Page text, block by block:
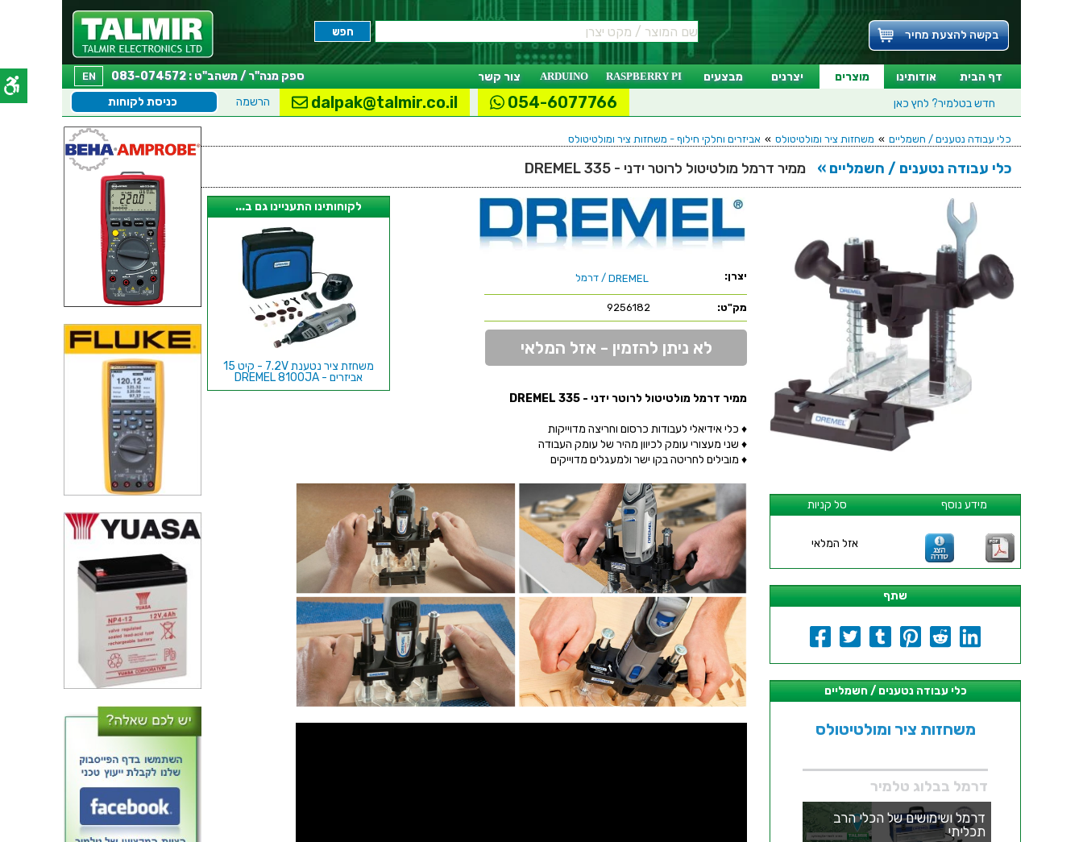
בקשה להצעת מחיר
דף הבית אודותינו מוצרים יצרנים מבצעים RASPBERRY PI
ARDUINO צור קשר EN
ספק מנה"ר / משהב"ט : 083-074572
חדש בטלמיר? לחץ כאן כניסת לקוחות הרשמה dalpak@talmir.co.il 054-6077766
כלי עבודה נטענים / חשמליים » משחזות ציר ומולטיטולס » אביזרים וחלקי חילוף - משחזות ציר ומולטיטולס
כלי עבודה נטענים / חשמליים » ממיר דרמל מולטיטול לרוטר ידני - DREMEL 335
סל קניות מידע נוסף
אזל המלאי
שתף
כלי עבודה נטענים / חשמליים
משחזות ציר ומולטיטולס
דרמל בבלוג טלמיר
דרמל ושימושים של הכלי הרב
תכליתי
יצרן: DREMEL / דרמל
מק"ט: 9256182
לא ניתן להזמין - אזל המלאי
לקוחותינו התעניינו גם ב...
משחזת ציר נטענת 7.2V - קיט 15
אביזרים - DREMEL 8100JA
225
ממיר דרמל מולטיטול לרוטר ידני - DREMEL 335
♦ כלי אידיאלי לעבודות כרסום וחריצה מדוייקות
♦ שני מעצורי עומק לכיוון מהיר של עומק העבודה
♦ מובילים לחריטה בקו ישר ולמעגלים מדוייקים